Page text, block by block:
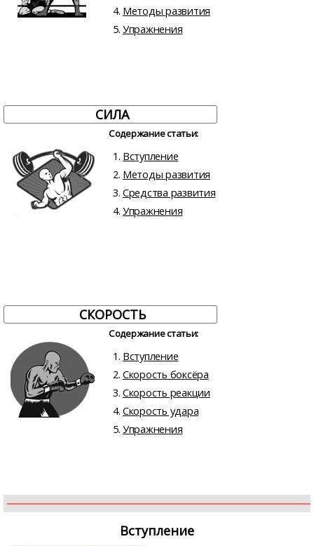
Методы развития
Упражнения
СИЛА
Содержание статьи:
Вступление
Методы развития
Средства развития
Упражнения
СКОРОСТЬ
Содержание статьи:
Вступление
Скорость боксёра
Скорость реакции
Скорость удара
Упражнения
Вступление